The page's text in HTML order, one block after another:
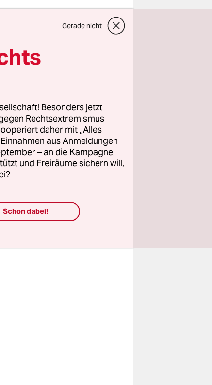
von
mitten
Kano,
des
Gerade nicht
Besonders jetzt
Rechtsextremismus
daher mit „Alles
aus Anmeldungen
– an die Kampagne,
und Freiräume sichern will,
Schon dabei!